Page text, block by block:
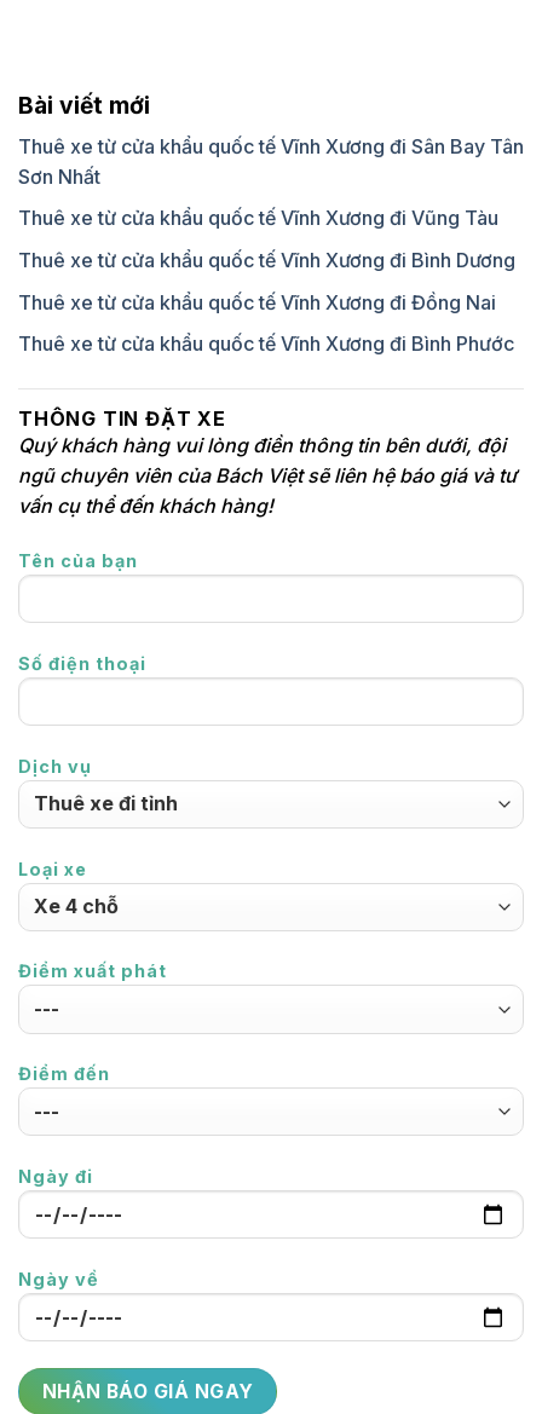
Bài viết mới
Thuê xe từ cửa khẩu quốc tế Vĩnh Xương đi Sân Bay Tân
Sơn Nhất
Thuê xe từ cửa khẩu quốc tế Vĩnh Xương đi Vũng Tàu
Thuê xe từ cửa khẩu quốc tế Vĩnh Xương đi Bình Dương
Thuê xe từ cửa khẩu quốc tế Vĩnh Xương đi Đồng Nai
Thuê xe từ cửa khẩu quốc tế Vĩnh Xương đi Bình Phước
THÔNG TIN ĐẶT XE
Quý khách hàng vui lòng điền thông tin bên dưới, đội
ngũ chuyên viên của Bách Việt sẽ liên hệ báo giá và tư
vấn cụ thể đến khách hàng!
Tên của bạn
Số điện thoại
Dịch vụ
Loại xe
Điểm xuất phát
Điểm đến
Ngày đi
Ngày về